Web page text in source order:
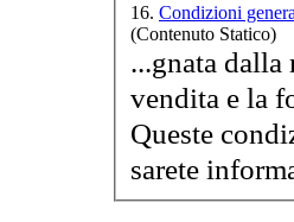
16. Condizioni
(Contenuto Statico)
...gnata
vendita e la
Queste
sarete